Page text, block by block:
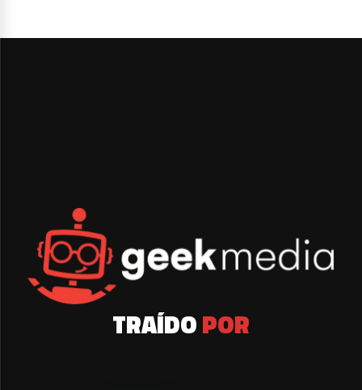
TRAÍDOPOR